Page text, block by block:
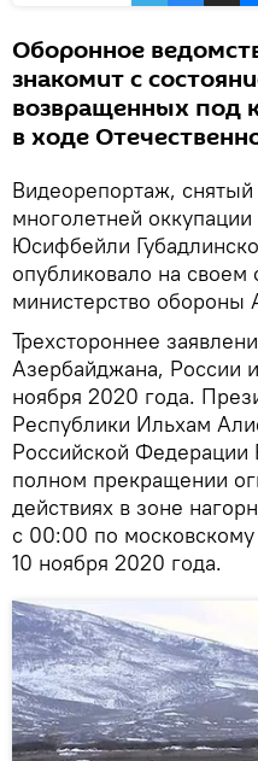
Оборонное
знакомит с
возвращенных под
в ходе
Видеорепортаж,
многолетней
Юсифбейли
опубликовало на
министерство обороны
Трехстороннее
Азербайджана, России
ноября 2020 года.
Республики Ильхам
Российской Федерации
полном прекращении
действиях в зоне
с 00:00 по
10 ноября 2020 года.